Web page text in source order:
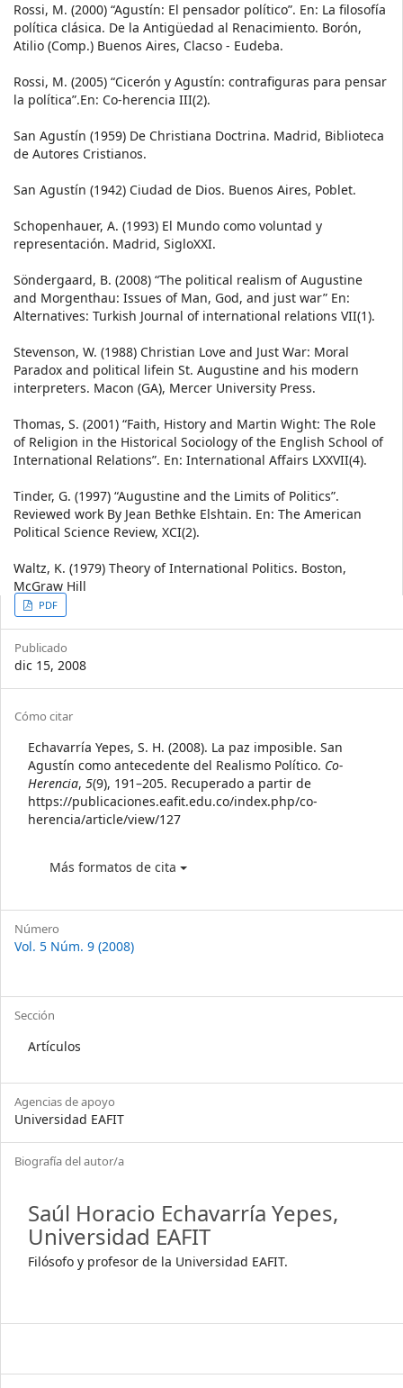
Rossi, M. (2000) “Agustín: El pensador político”. En: La filosofía
política clásica. De la Antigüedad al Renacimiento. Borón,
Atilio (Comp.) Buenos Aires, Clacso - Eudeba.
Rossi, M. (2005) “Cicerón y Agustín: contrafiguras para pensar
la política”.En: Co-herencia III(2).
San Agustín (1959) De Christiana Doctrina. Madrid, Biblioteca
de Autores Cristianos.
San Agustín (1942) Ciudad de Dios. Buenos Aires, Poblet.
Schopenhauer, A. (1993) El Mundo como voluntad y
representación. Madrid, SigloXXI.
Söndergaard, B. (2008) “The political realism of Augustine
and Morgenthau: Issues of Man, God, and just war” En:
Alternatives: Turkish Journal of international relations VII(1).
Stevenson, W. (1988) Christian Love and Just War: Moral
Paradox and political lifein St. Augustine and his modern
interpreters. Macon (GA), Mercer University Press.
Thomas, S. (2001) “Faith, History and Martin Wight: The Role
of Religion in the Historical Sociology of the English School of
International Relations”. En: International Affairs LXXVII(4).
Tinder, G. (1997) “Augustine and the Limits of Politics”.
Reviewed work By Jean Bethke Elshtain. En: The American
Political Science Review, XCI(2).
Waltz, K. (1979) Theory of International Politics. Boston,
McGraw Hill
Article
Sidebar
PDF
Publicado
dic 15, 2008
Article
Details
Cómo citar
Echavarría Yepes, S. H. (2008). La paz imposible. San
Agustín como antecedente del Realismo Político. Co-
Herencia, 5(9), 191–205. Recuperado a partir de
https://publicaciones.eafit.edu.co/index.php/co-
herencia/article/view/127
Más formatos de cita
Número
Vol. 5 Núm. 9 (2008)
Sección
Artículos
Agencias de apoyo
Universidad EAFIT
Biografía del autor/a
Saúl Horacio Echavarría Yepes,
Universidad EAFIT
Filósofo y profesor de la Universidad EAFIT.